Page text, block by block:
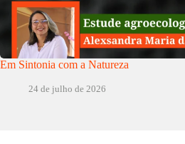
Em Sintonia com a Natureza
24 de julho de 2026